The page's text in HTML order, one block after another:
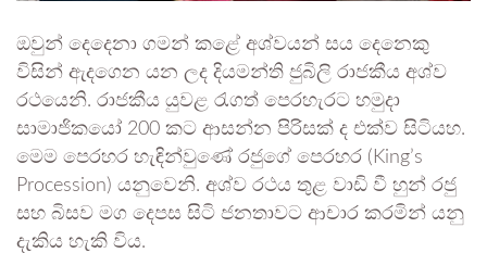
ඔවුන් දෙදෙනා ගමන් කළේ අශ්වයන් සය දෙනෙකු
විසින් ඇදගෙන යන ලද දියමන්ති ජුබිලි රාජකීය අශ්ව
රථයෙනි. රාජකීය යුවළ රැගත් පෙරහැරට හමුදා
සාමාජිකයෝ 200 කට ආසන්න පිරිසක් ද එක්ව සිටියහ.
මෙම පෙරහර හැඳින්වුණේ රජුගේ පෙරහර (King’s
Procession) යනුවෙනි. අශ්ව රථය තුළ වාඩි වී හුන් රජු
සහ බිසව මග දෙපස සිටි ජනතාවට ආචාර කරමින් යනු
දැකිය හැකි විය.